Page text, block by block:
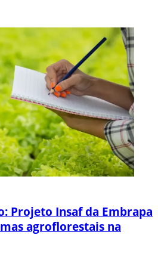
Projeto Insaf da Embrapa
agroflorestais na